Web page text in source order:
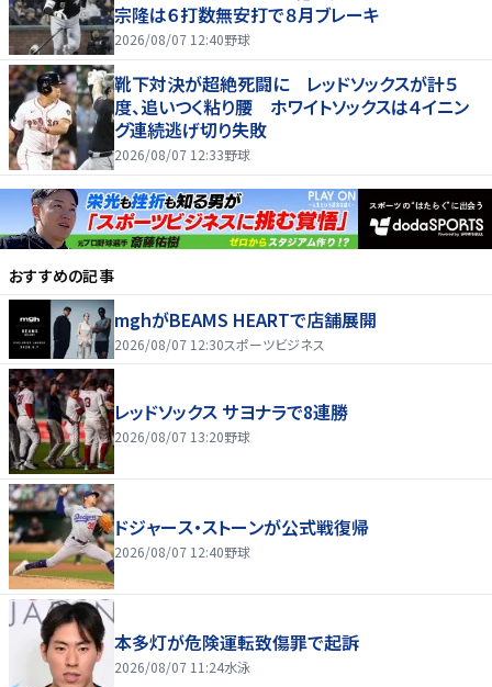
宗隆は６打数無安打で８月ブレーキ
2026/08/07 12:40野球
靴下対決が超絶死闘に レッドソックスが計５
度、追いつく粘り腰 ホワイトソックスは４イニン
グ連続逃げ切り失敗
2026/08/07 12:33野球
おすすめの記事
mghがBEAMS HEARTで店舗展開
2026/08/07 12:30スポーツビジネス
レッドソックス サヨナラで8連勝
2026/08/07 13:20野球
ドジャース・ストーンが公式戦復帰
2026/08/07 12:40野球
本多灯が危険運転致傷罪で起訴
2026/08/07 11:24水泳